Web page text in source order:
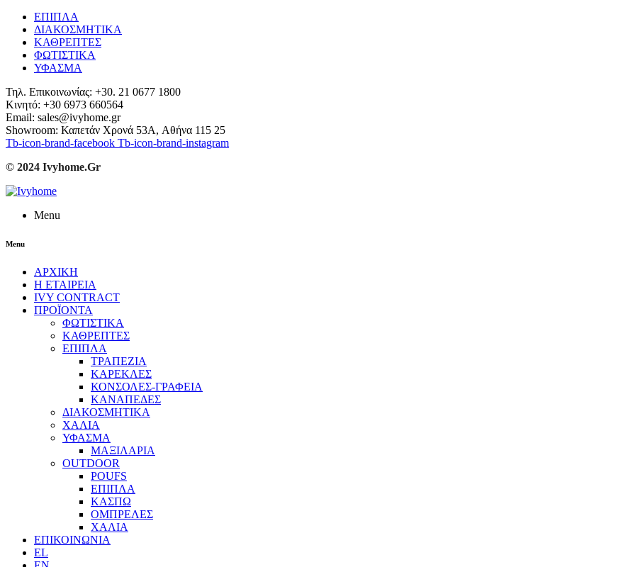
ΕΠΙΠΛΑ
ΔΙΑΚΟΣΜΗΤΙΚΑ
ΚΑΘΡΕΠΤΕΣ
ΦΩΤΙΣΤΙΚΑ
ΥΦΑΣΜΑ
Τηλ. Επικοινωνίας: +30. 21 0677 1800
Κινητό: +30 6973 660564
Email: sales@ivyhome.gr
Showroom: Καπετάν Χρονά 53A, Αθήνα 115 25
Tb-icon-brand-facebook Tb-icon-brand-instagram
© 2024 Ivyhome.Gr
Menu
Menu
ΑΡΧΙΚΗ
Η ΕΤΑΙΡΕΙΑ
IVY CONTRACT
ΠΡΟΪΟΝΤΑ
ΦΩΤΙΣΤΙΚΑ
ΚΑΘΡΕΠΤΕΣ
ΕΠΙΠΛΑ
ΤΡΑΠΕΖΙΑ
ΚΑΡΕΚΛΕΣ
ΚΟΝΣΟΛΕΣ-ΓΡΑΦΕΙΑ
ΚΑΝΑΠΕΔΕΣ
ΔΙΑΚΟΣΜΗΤΙΚΑ
ΧΑΛΙΑ
ΥΦΑΣΜΑ
ΜΑΞΙΛΑΡΙΑ
OUTDOOR
POUFS
ΕΠΙΠΛΑ
ΚΑΣΠΩ
ΟΜΠΡΕΛΕΣ
ΧΑΛΙΑ
ΕΠΙΚΟΙΝΩΝΙΑ
EL